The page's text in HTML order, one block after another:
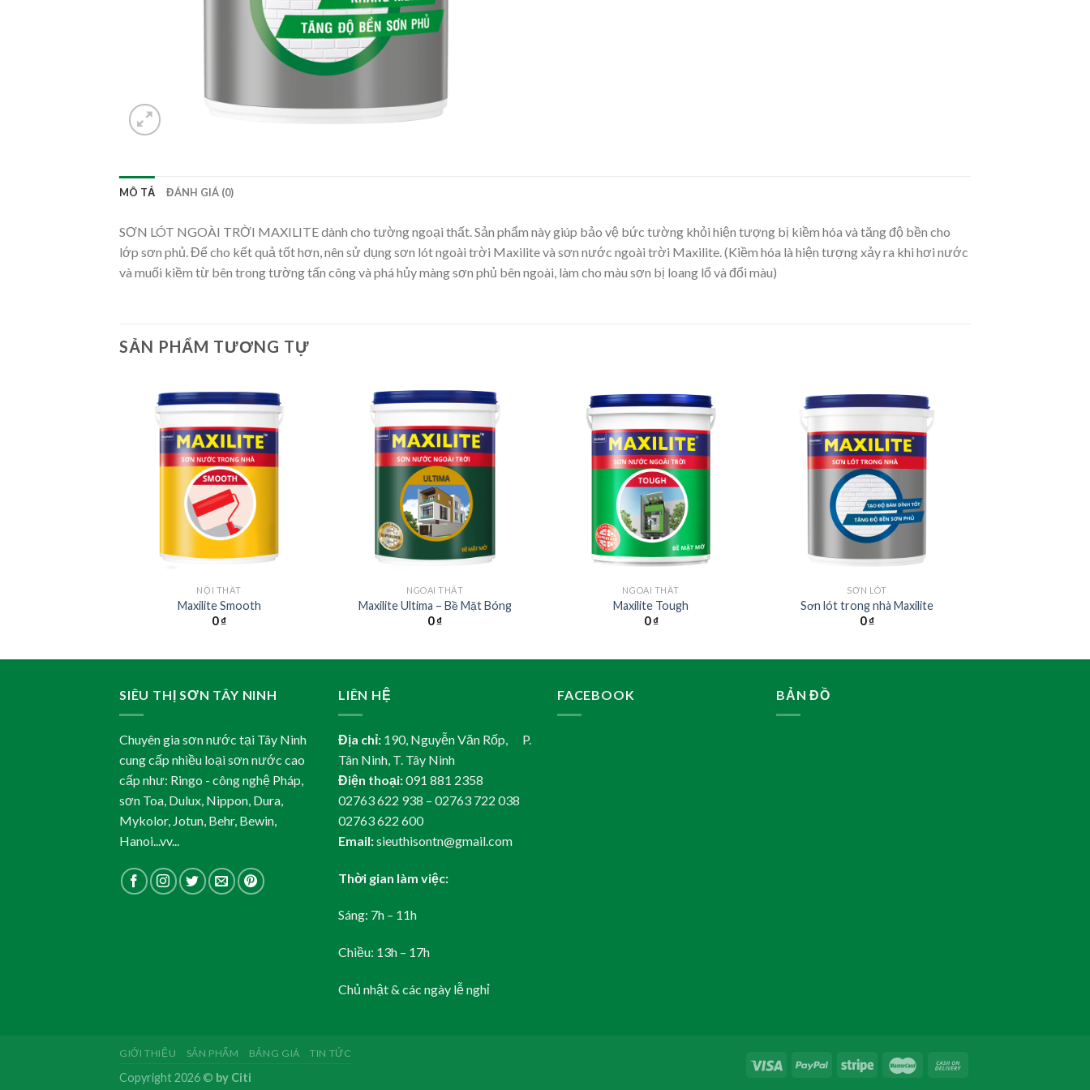
MÔ TẢ ĐÁNH GIÁ (0)
SƠN LÓT NGOÀI TRỜI MAXILITE dành cho tường ngoại thất. Sản phẩm này giúp bảo vệ bức tường khỏi hiện tượng bị kiềm hóa và tăng độ bền cho
lớp sơn phủ. Để cho kết quả tốt hơn, nên sử dụng sơn lót ngoài trời Maxilite và sơn nước ngoài trời Maxilite. (Kiềm hóa là hiện tượng xảy ra khi hơi nước
và muối kiềm từ bên trong tường tấn công và phá hủy màng sơn phủ bên ngoài, làm cho màu sơn bị loang lổ và đổi màu)
SẢN PHẨM TƯƠNG TỰ
NỘI THẤT
Maxilite Smooth
0₫
NGOẠI THẤT
Maxilite Ultima – Bề Mặt Bóng
0₫
NGOẠI THẤT
Maxilite Tough
0₫
SƠN LÓT
Sơn lót trong nhà Maxilite
0₫
SIÊU THỊ SƠN TÂY NINH
Chuyên gia sơn nước tại Tây Ninh
cung cấp nhiều loại sơn nước cao
cấp như: Ringo - công nghệ Pháp,
sơn Toa, Dulux, Nippon, Dura,
Mykolor, Jotun, Behr, Bewin,
Hanoi...vv...
LIÊN HỆ
Địa chỉ: 190, Nguyễn Văn Rốp, P.
Tân Ninh, T. Tây Ninh
Điện thoại:091 881 2358
02763 622 938 – 02763 722 038
02763 622 600
Email:sieuthisontn@gmail.com
Thời gian làm việc:
Sáng: 7h – 11h
Chiều: 13h – 17h
Chủ nhật & các ngày lễ nghỉ
FACEBOOK BẢN ĐỒ
GIỚI THIỆU SẢN PHẨM BẢNG GIÁ TIN TỨC
Copyright 2026 © by Citi